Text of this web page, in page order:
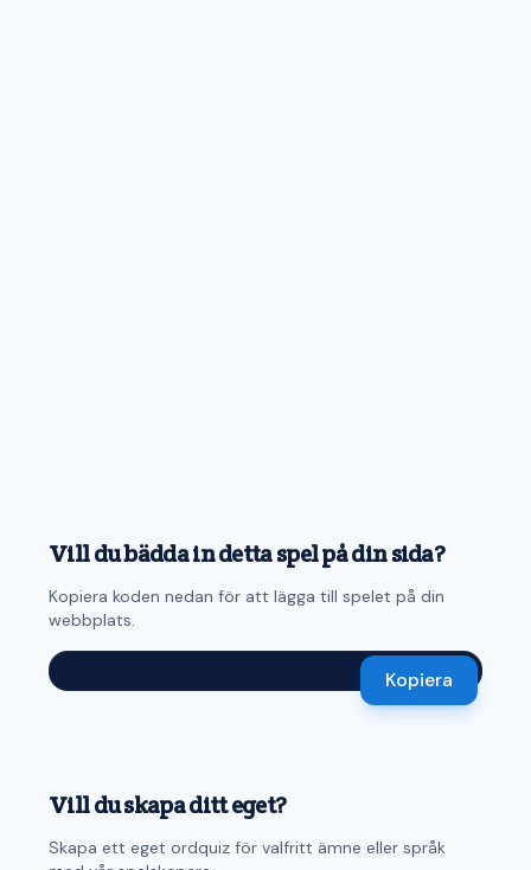
Vill du bädda in detta spel på din sida?
Kopiera koden nedan för att lägga till spelet på din
webbplats.
Kopiera
Vill du skapa ditt eget?
Skapa ett eget ordquiz för valfritt ämne eller språk